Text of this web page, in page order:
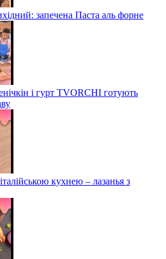
запечена Паста аль форне
і гурт TVORCHI готують
кухнею – лазанья з